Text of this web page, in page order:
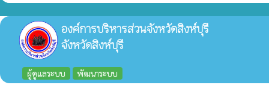
องค์การบริหารส่วนจังหวัดสิงห์บุรี
จังหวัดสิงห์บุรี
ผู้ดูแลระบบ พัฒนาระบบ